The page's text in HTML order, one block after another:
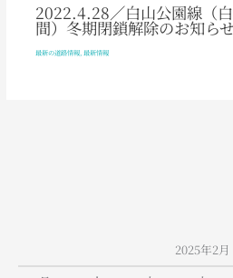
2022.4.28／白山公園線（
間）冬期閉鎖解除のお知ら
最新の道路情報, 最新情報
2025年2月